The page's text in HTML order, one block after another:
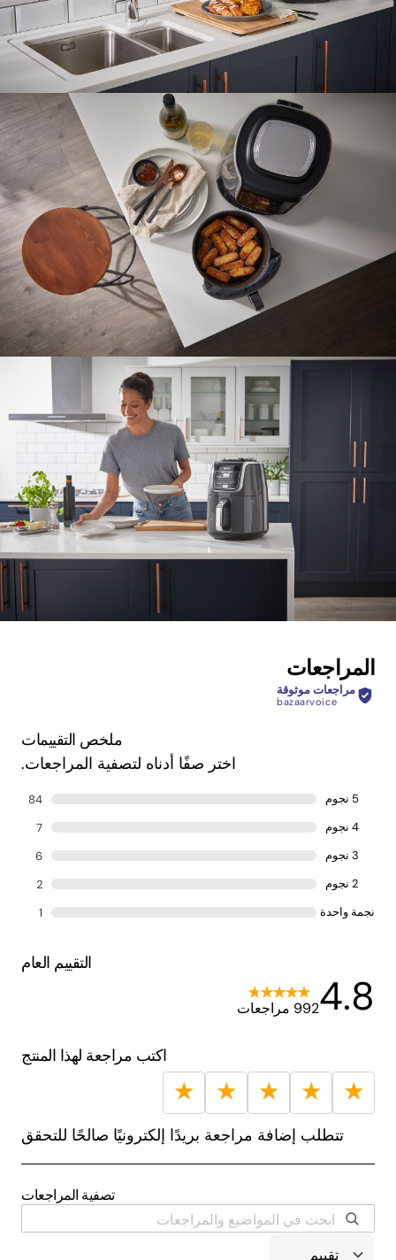
المراجعات
مراجعات موثوقة
bazaarvoice
ملخص التقييمات
اختر صفًا أدناه لتصفية المراجعات.
5 نجوم
84
4 نجوم
7
3 نجوم
6
2 نجوم
2
نجمة واحدة
1
التقييم العام
4.8992 مراجعات
اكتب مراجعة لهذا المنتج
★
★
★
★
★
تتطلب إضافة مراجعة بريدًا إلكترونيًا صالحًا للتحقق
تصفية المراجعات